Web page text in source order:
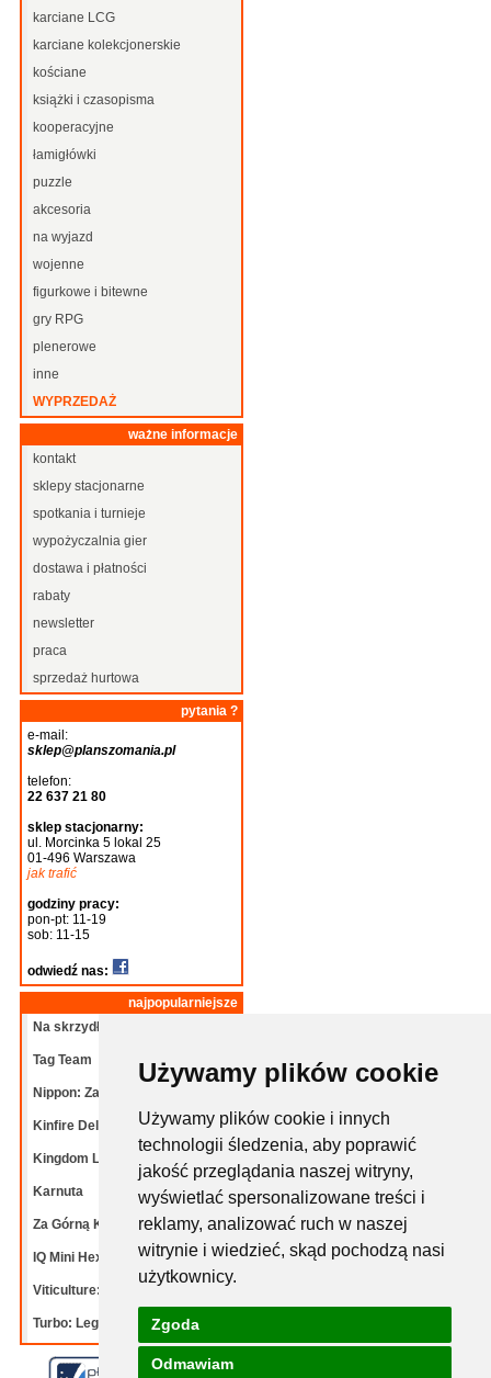
Używamy plików cookie
Używamy plików cookie i innych
technologii śledzenia, aby poprawić
jakość przeglądania naszej witryny,
wyświetlać spersonalizowane treści i
reklamy, analizować ruch w naszej
witrynie i wiedzieć, skąd pochodzą nasi
użytkownicy.
Zgoda
Odmawiam
karciane LCG
karciane kolekcjonerskie
kościane
książki i czasopisma
kooperacyjne
łamigłówki
puzzle
akcesoria
na wyjazd
wojenne
figurkowe i bitewne
gry RPG
plenerowe
inne
WYPRZEDAŻ
ważne informacje
kontakt
sklepy stacjonarne
spotkania i turnieje
wypożyczalnia gier
dostawa i płatności
rabaty
newsletter
praca
sprzedaż hurtowa
pytania ?
e-mail:
sklep@planszomania.pl
telefon:
22 637 21 80
sklep stacjonarny:
ul. Morcinka 5 lokal 25
01-496 Warszawa
jak trafić
godziny pracy:
pon-pt: 11-19
sob: 11-15
odwiedź nas:
najpopularniejsze
Na skrzydłach: Ptaki
Tag Team
Nippon: Zaibatsu
Kinfire Delve: Grota
Kingdom Legacy: Dalekie
Karnuta
Za Górną Knieję!
IQ Mini Hexpert mix
Viticulture: Bordeaux
Turbo: Legendy